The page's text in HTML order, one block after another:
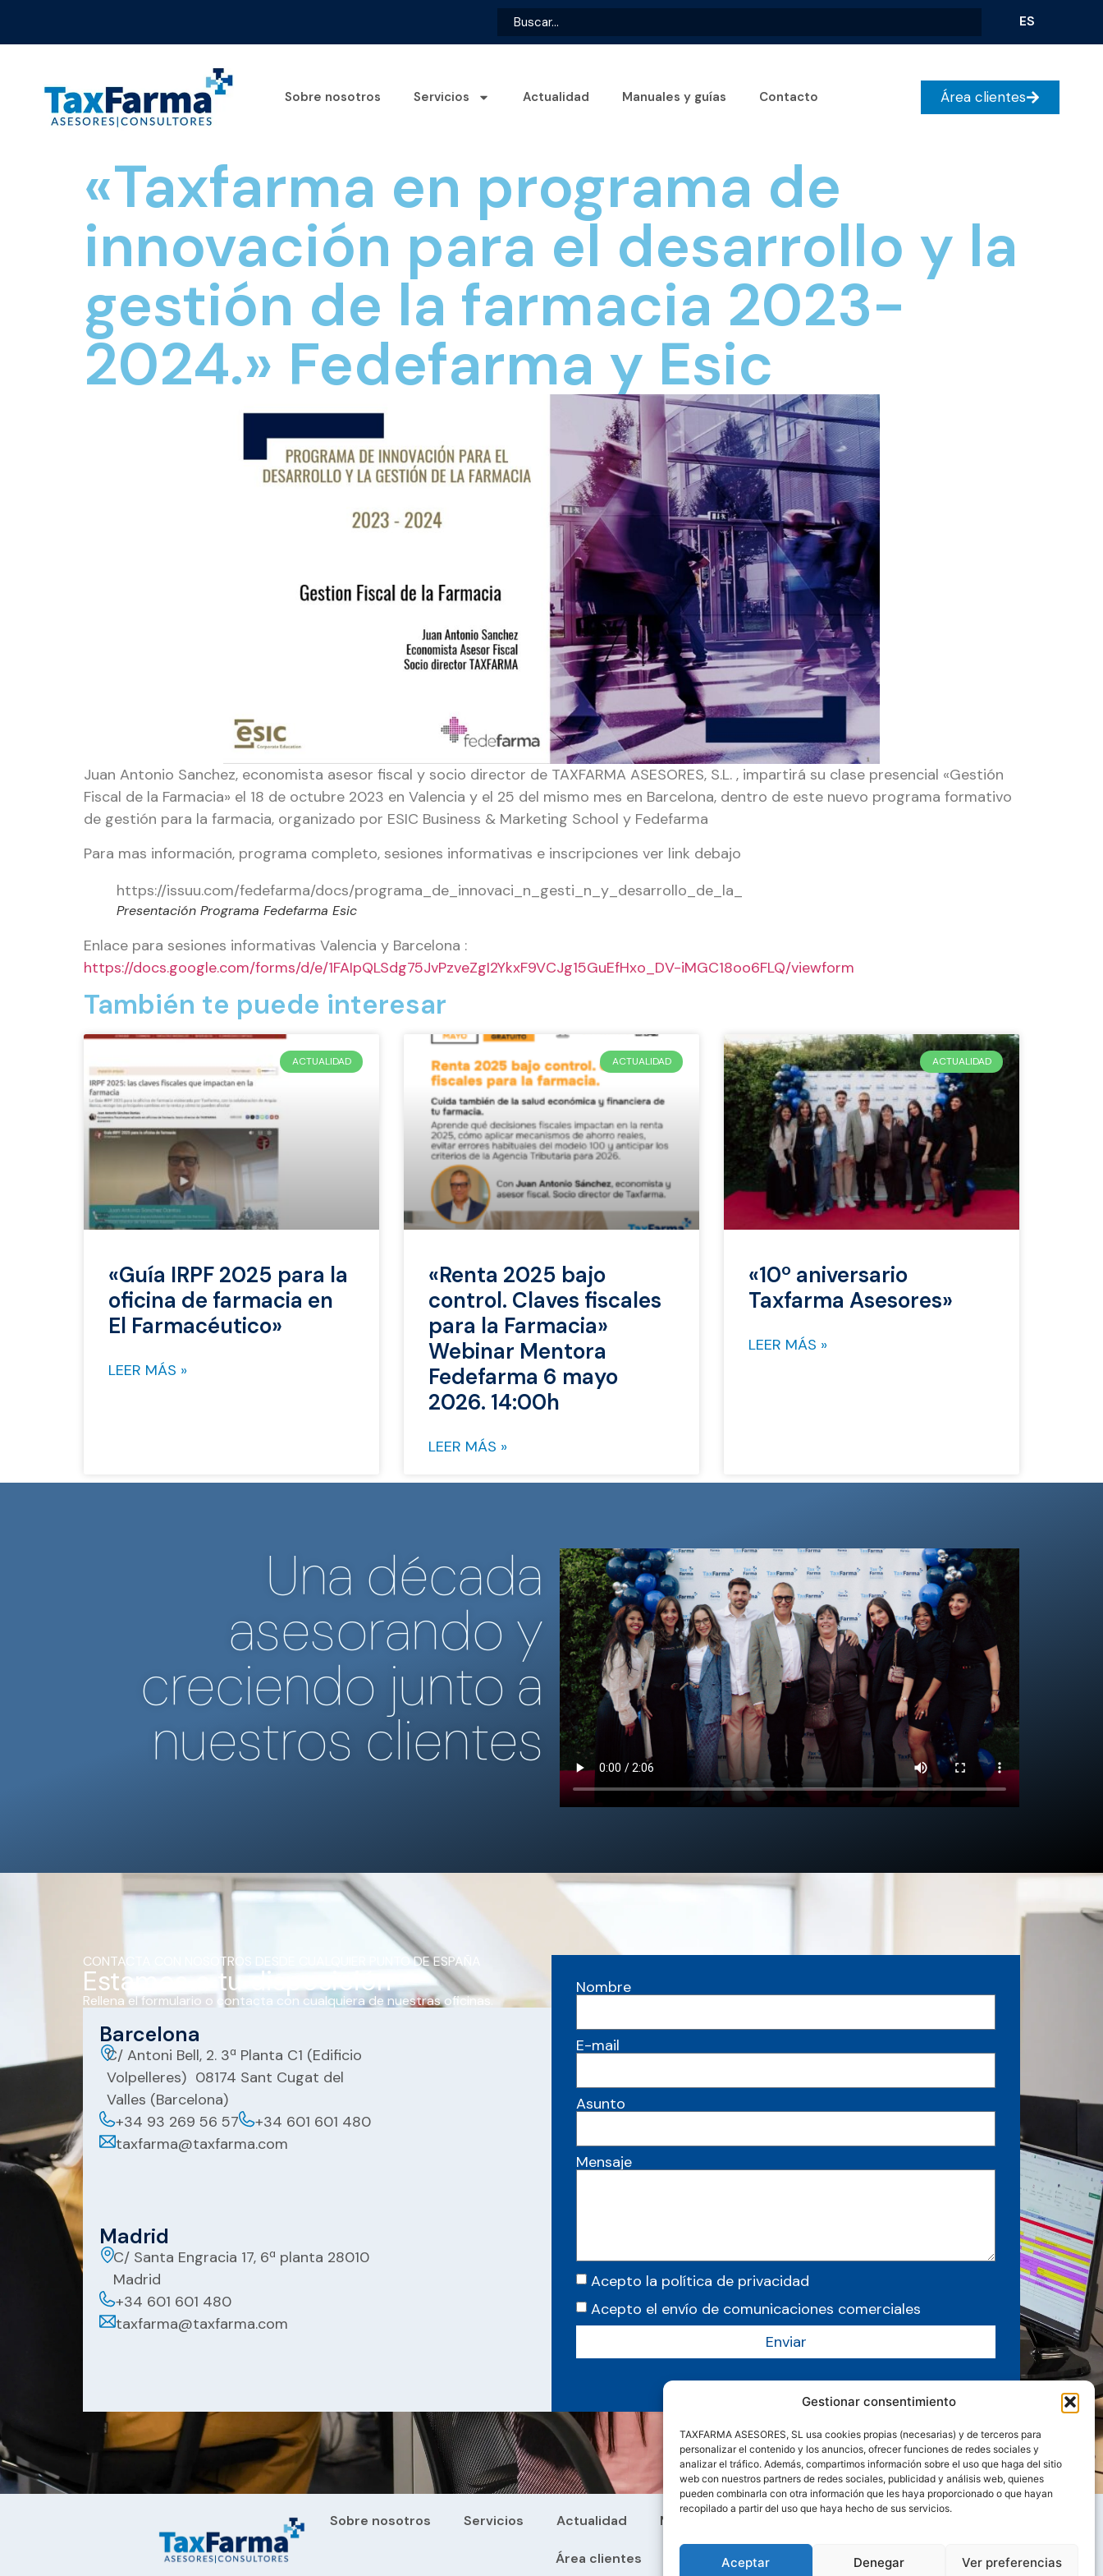
Gestionar consentimiento
TAXFARMA ASESORES, SL usa cookies propias (necesarias) y de terceros para
personalizar el contenido y los anuncios, ofrecer funciones de redes sociales y
analizar el tráfico. Además, compartimos información sobre el uso que haga del sitio
web con nuestros partners de redes sociales, publicidad y análisis web, quienes
pueden combinarla con otra información que les haya proporcionado o que hayan
recopilado a partir del uso que haya hecho de sus servicios.
Aceptar Denegar Ver preferencias
ES
Sobre nosotros Servicios Actualidad Manuales y guías Contacto Área clientes
«Taxfarma en programa de
innovación para el desarrollo y la
gestión de la farmacia 2023-
2024.» Fedefarma y Esic
Juan Antonio Sanchez, economista asesor fiscal y socio director de TAXFARMA ASESORES, S.L. , impartirá su clase presencial «Gestión
Fiscal de la Farmacia» el 18 de octubre 2023 en Valencia y el 25 del mismo mes en Barcelona, dentro de este nuevo programa formativo
de gestión para la farmacia, organizado por ESIC Business & Marketing School y Fedefarma
Para mas información, programa completo, sesiones informativas e inscripciones ver link debajo
https://issuu.com/fedefarma/docs/programa_de_innovaci_n_gesti_n_y_desarrollo_de_la_
Presentación Programa Fedefarma Esic
Enlace para sesiones informativas Valencia y Barcelona :
https://docs.google.com/forms/d/e/1FAIpQLSdg75JvPzveZgI2YkxF9VCJg15GuEfHxo_DV-iMGC18oo6FLQ/viewform
También te puede interesar
ACTUALIDAD
«Guía IRPF 2025 para la
oficina de farmacia en
El Farmacéutico»
LEER MÁS »
ACTUALIDAD
«Renta 2025 bajo
control. Claves fiscales
para la Farmacia»
Webinar Mentora
Fedefarma 6 mayo
2026. 14:00h
LEER MÁS »
ACTUALIDAD
«10º aniversario
Taxfarma Asesores»
LEER MÁS »
Una década
asesorando y
creciendo junto a
nuestros clientes
CONTACTA CON NOSOTROS DESDE CUALQUIER PUNTO DE ESPAÑA
Estamos a tu disposición
Rellena el formulario o contacta con cualquiera de nuestras oficinas.
Barcelona
C/ Antoni Bell, 2. 3ª Planta C1 (Edificio
Volpelleres) 08174 Sant Cugat del
Valles (Barcelona)
+34 93 269 56 57
+34 601 601 480
taxfarma@taxfarma.com
Madrid
C/ Santa Engracia 17, 6ª planta 28010
Madrid
+34 601 601 480
taxfarma@taxfarma.com
Nombre
E-mail
Asunto
Mensaje
Acepto la política de privacidad
Acepto el envío de comunicaciones comerciales
Enviar
Sobre nosotros Servicios Actualidad Manuales y Guias Contacto
Área clientes